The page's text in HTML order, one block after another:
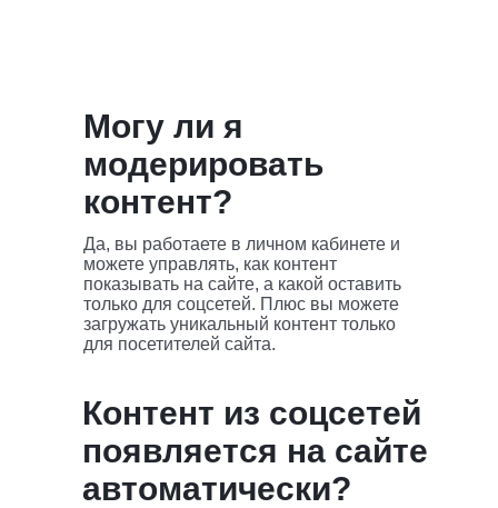
до 30 000
Для сайтов с трафиком
(визитов/мес)
Брендовый контент
Разметка ссылками
и товарами
Да, вы работаете в личном кабинете и
можете управлять, как контент
показывать на сайте, а какой оставить
только для соцсетей. Плюс вы можете
загружать уникальный контент только
для посетителей сайта.
Могу ли я
модерировать
контент?
Контент из соцсетей
появляется на сайте
автоматически?